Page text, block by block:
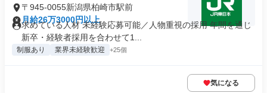
〒945-0055新潟県柏崎市駅前
月給26万3000円以上
求めている人材 未経験応募可能／人物重視の採用 年間を通じ
新卒・経験者採用を合わせて1...
制服あり 業界未経験歓迎 +25個
気になる